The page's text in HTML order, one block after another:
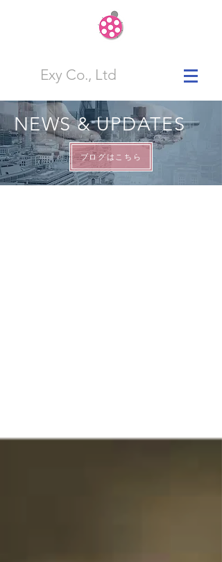
Exy Co., Ltd
NEWS & UPDATES
ブログはこちら